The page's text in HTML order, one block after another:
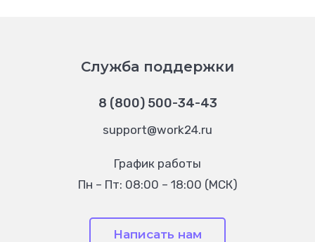
Служба поддержки
8 (800) 500-34-43
support@work24.ru
График работы
Пн – Пт: 08:00 – 18:00 (МСК)
Написать нам